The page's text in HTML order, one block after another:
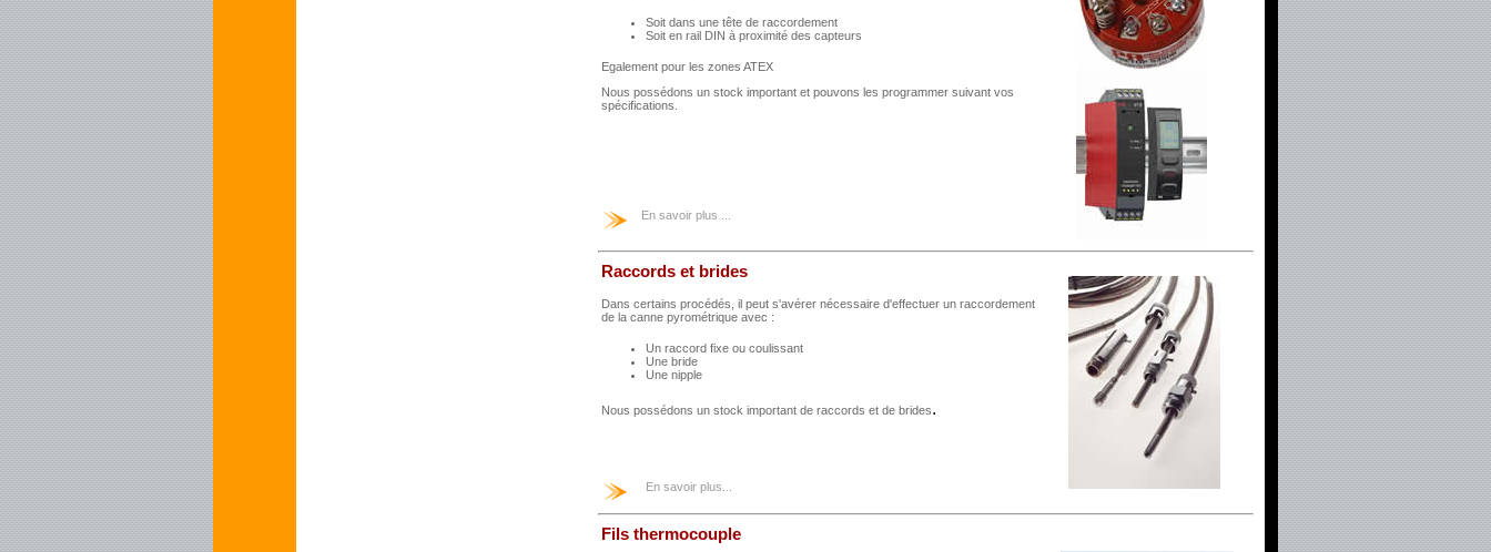
Soit dans une tête de raccordement
Soit en rail DIN à proximité des capteurs
Egalement pour les zones ATEX
Nous possédons un stock important et pouvons les programmer suivant vos
spécifications.
En savoir plus ...
Raccords et brides
Dans certains procédés, il peut s'avérer nécessaire d'effectuer un raccordement
de la canne pyrométrique avec :
Un raccord fixe ou coulissant
Une bride
Une nipple
Nous possédons un stock important de raccords et de brides.
En savoir plus...
Fils thermocouple